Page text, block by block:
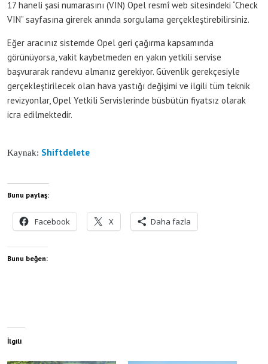
17 haneli şasi numarasını (VIN) Opel resmî web sitesindeki “Check
VIN” sayfasına girerek anında sorgulama gerçekleştirebilirsiniz.
Eğer aracınız sistemde Opel geri çağırma kapsamında
görünüyorsa, vakit kaybetmeden en yakın yetkili servise
başvurarak randevu almanız gerekiyor. Güvenlik gerekçesiyle
gerçekleştirilecek olan hava yastığı değişimi ve ilgili tüm teknik
revizyonlar, Opel Yetkili Servislerinde büsbütün fiyatsız olarak
icra edilmektedir.
Kaynak: Shiftdelete
Bunu paylaş:
Facebook X Daha fazla
Bunu beğen:
İlgili